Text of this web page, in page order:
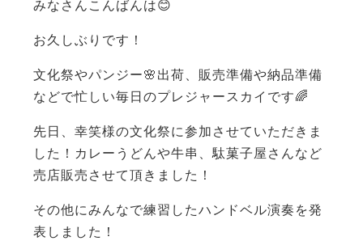
みなさんこんばんは😊
お久しぶりです！
文化祭やパンジー🌸出荷、販売準備や納品準備
などで忙しい毎日のプレジャースカイです🌈
先日、幸笑様の文化祭に参加させていただきま
した！カレーうどんや牛串、駄菓子屋さんなど
売店販売させて頂きました！
その他にみんなで練習したハンドベル演奏を発
表しました！